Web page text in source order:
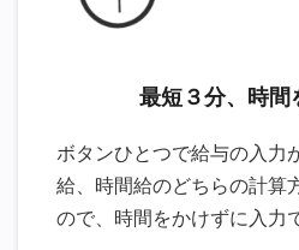
最短３分、時間
ボタンひとつで給与の入力
給、時間給のどちらの計算
ので、時間をかけずに入力